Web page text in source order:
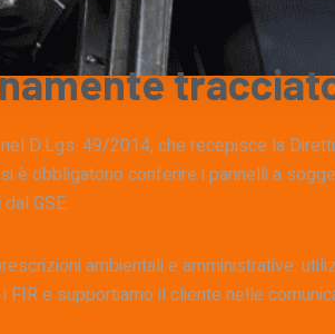
D.Lgs. 49/2014, che recepisce la
è obbligatorio conferire i pannelli a
GSE.
ambientali e amministrative:
e supportiamo il cliente nelle